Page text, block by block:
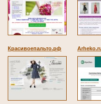
Красивоепальто.рф